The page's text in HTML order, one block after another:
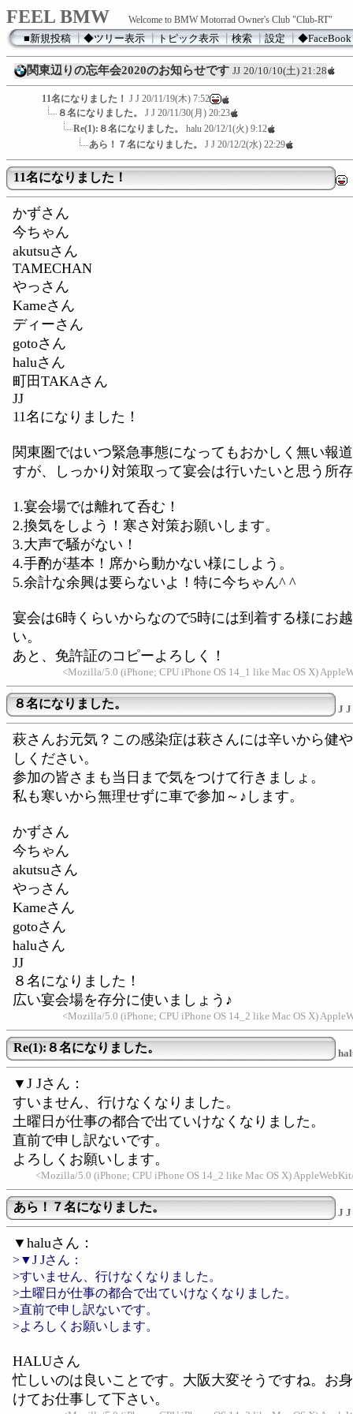
FEEL BMW Welcome to BMW Motorrad Owner's Club "Club-RT"
■新規投稿┃◆ツリー表示┃トピック表示┃検索┃設定┃◆FaceBook
関東辺りの忘年会2020のお知らせです JJ 20/10/10(土) 21:28
11名になりました！ J J 20/11/19(木) 7:52
８名になりました。
J J 20/11/30(月) 20:23
Re(1):８名になりました。
halu 20/12/1(火) 9:12
あら！７名になりました。
J J 20/12/2(水) 22:29
11名になりました！
かずさん
今ちゃん
akutsuさん
TAMECHAN
やっさん
Kameさん
ディーさん
gotoさん
haluさん
町田TAKAさん
JJ
11名になりました！
関東圏ではいつ緊急事態になってもおかしく無い報
すが、しっかり対策取って宴会は行いたいと思う所
1.宴会場では離れて呑む！
2.換気をしよう！寒さ対策お願いします。
3.大声で騒がない！
4.手酌が基本！席から動かない様にしよう。
5.余計な余興は要らないよ！特に今ちゃん^ ^
宴会は6時くらいからなので5時には到着する様にお
い。
あと、免許証のコピーよろしく！
<Mozilla/5.0 (iPhone; CPU iPhone OS 14_1 like Mac OS X)
８名になりました。 J J
萩さんお元気？この感染症は萩さんには辛いから健
しください。
参加の皆さまも当日まで気をつけて行きましょ。
私も寒いから無理せずに車で参加～♪します。
かずさん
今ちゃん
akutsuさん
やっさん
Kameさん
gotoさん
haluさん
JJ
８名になりました！
広い宴会場を存分に使いましょう♪
<Mozilla/5.0 (iPhone; CPU iPhone OS 14_2 like Mac OS X)
Re(1):８名になりました。
▼J Jさん：
すいません、行けなくなりました。
土曜日が仕事の都合で出ていけなくなりました。
直前で申し訳ないです。
よろしくお願いします。
<Mozilla/5.0 (iPhone; CPU iPhone OS 14_2 like Mac OS X)
あら！７名になりました。 J J
▼haluさん：
>▼J Jさん：
>すいません、行けなくなりました。
>土曜日が仕事の都合で出ていけなくなりました。
>直前で申し訳ないです。
>よろしくお願いします。
HALUさん
忙しいのは良いことです。大阪大変そうですね。お
けてお仕事して下さい。